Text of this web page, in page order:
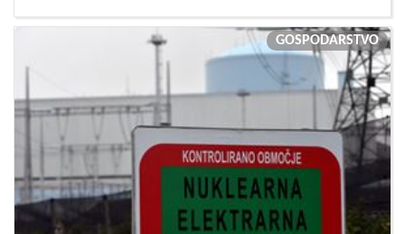
GOSPODARSTVO